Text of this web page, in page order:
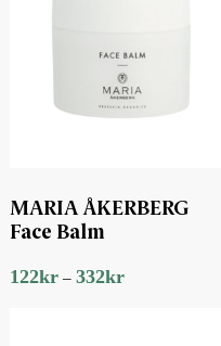
MARIA ÅKERBERG
Face Balm
122kr– 332kr